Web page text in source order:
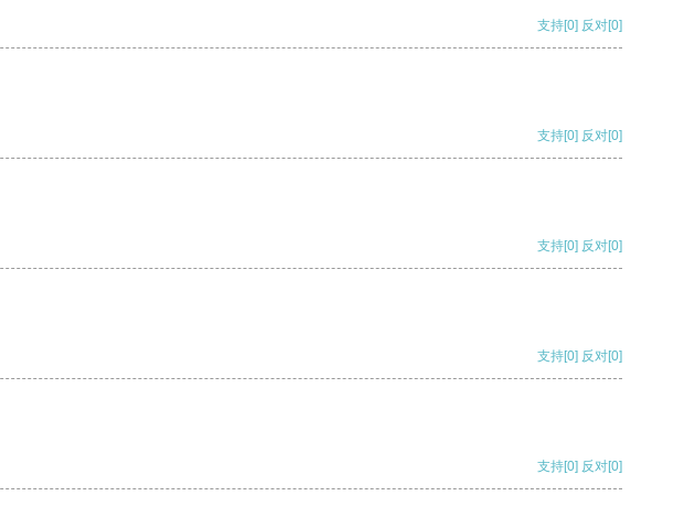
支持[0] 反对[0]
支持[0] 反对[0]
支持[0] 反对[0]
支持[0] 反对[0]
支持[0] 反对[0]